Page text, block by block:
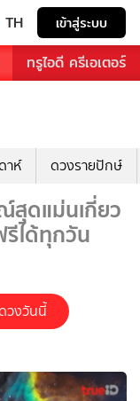
TH เข้าสู่ระบบ
ทรูไอดี ครีเอเตอร์
าห์ ดวงรายปักษ์
สุดแม่นเกี่ยว
ได้ทุกวัน
วงวันนี้